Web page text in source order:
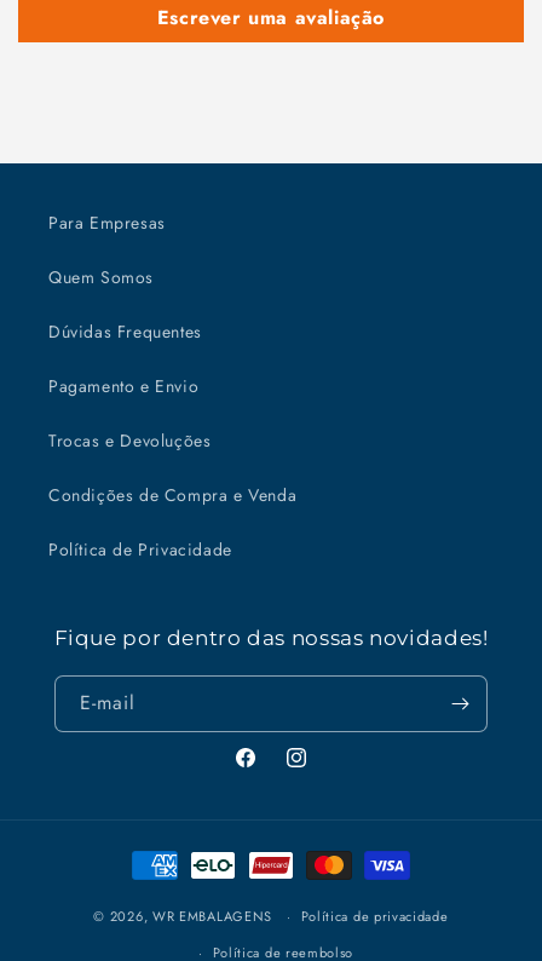
Escrever uma avaliação
Para Empresas
Quem Somos
Dúvidas Frequentes
Pagamento e Envio
Trocas e Devoluções
Condições de Compra e Venda
Política de Privacidade
Fique por dentro das nossas novidades!
E-mail
FacebookInstagram
Formas
de
pagamento
© 2026, WR EMBALAGENS
Política de privacidade
Política de reembolso